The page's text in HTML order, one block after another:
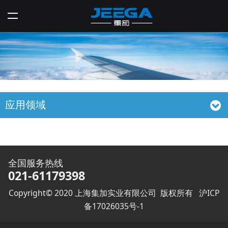
应用领域
全国服务热线
021-61179398
Copyright© 2020 上海集加实业有限公司 版权所有 沪ICP
备17026035号-1